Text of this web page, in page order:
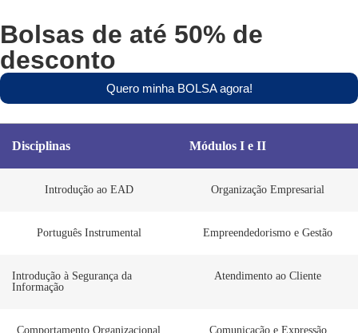
Bolsas de até 50% de
desconto
Quero minha BOLSA agora!
Disciplinas Módulos I e II
Introdução ao EAD Organização Empresarial
Português Instrumental Empreendedorismo e Gestão
Introdução à Segurança da
Informação
Atendimento ao Cliente
Comportamento Organizacional Comunicação e Expressão